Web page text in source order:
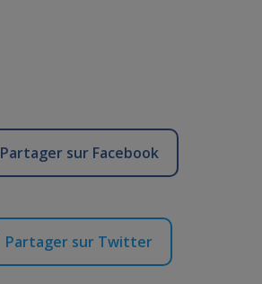
Partager sur Facebook
Partager sur Twitter